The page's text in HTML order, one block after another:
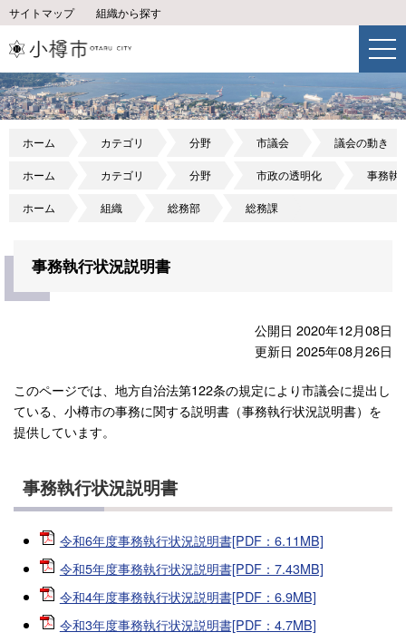
サイトマップ 組織から探す
ホーム カテゴリ 分野 市議会 議会の動き
ホーム カテゴリ 分野 市政の透明化 事務執
ホーム 組織 総務部 総務課
事務執行状況説明書
公開日 2020年12月08日
更新日 2025年08月26日
このページでは、地方自治法第122条の規定により市議会に提出し
ている、小樽市の事務に関する説明書（事務執行状況説明書）を
提供しています。
事務執行状況説明書
令和6年度事務執行状況説明書[PDF：6.11MB]
令和5年度事務執行状況説明書[PDF：7.43MB]
令和4年度事務執行状況説明書[PDF：6.9MB]
令和3年度事務執行状況説明書[PDF：4.7MB]